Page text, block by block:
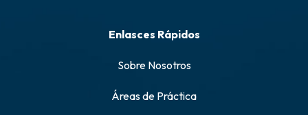
Enlasces Rápidos
Sobre Nosotros
Áreas de Práctica